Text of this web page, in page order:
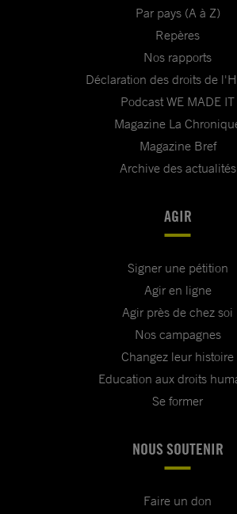
Par pays (A à Z)
Repères
Nos rapports
Déclaration des droits de
Podcast WE MADE IT
Magazine La
Magazine Bref
Archive des actualités
AGIR
Signer une pétition
Agir en ligne
Agir près de chez soi
Nos campagnes
Changez leur histoire
Education aux droits
Se former
NOUS SOUTENIR
Faire un don